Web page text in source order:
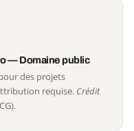
— Domaine public
des projets
requise. Crédit